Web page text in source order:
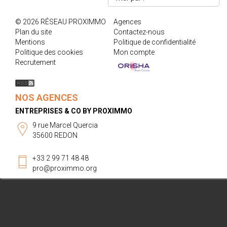
© 2026 RÉSEAU PROXIMMO
Agences
Plan du site
Contactez-nous
Mentions
Politique de confidentialité
Politique des cookies
Mon compte
Recrutement
NOS AGENCES
ENTREPRISES & CO BY PROXIMMO
9 rue Marcel Quercia
35600 REDON
+33 2 99 71 48 48
pro@proximmo.org